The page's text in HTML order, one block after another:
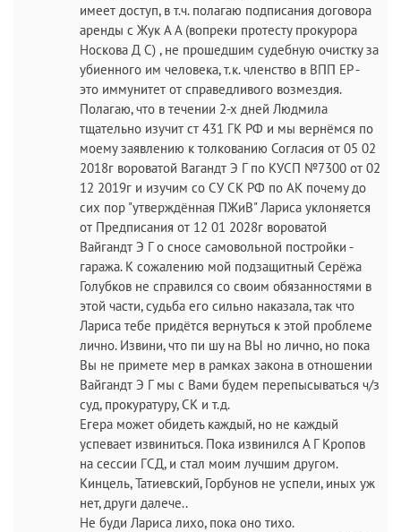
имеет доступ, в т.ч. полагаю подписания договора
аренды с Жук А А (вопреки протесту прокурора
Носкова Д С) , не прошедшим судебную очистку за
убиенного им человека, т.к. членство в ВПП ЕР -
это иммунитет от справедливого возмездия.
Полагаю, что в течении 2-х дней Людмила
тщательно изучит ст 431 ГК РФ и мы вернёмся по
моему заявлению к толкованию Согласия от 05 02
2018г вороватой Вагандт Э Г по КУСП №7300 от 02
12 2019г и изучим со СУ СК РФ по АК почему до
сих пор "утверждённая ПЖиВ" Лариса уклоняется
от Предписания от 12 01 2028г вороватой
Вайгандт Э Г о сносе самовольной постройки -
гаража. К сожалению мой подзащитный Серёжа
Голубков не справился со своим обязанностями в
этой части, судьба его сильно наказала, так что
Лариса тебе придётся вернуться к этой проблеме
лично. Извини, что пи шу на ВЫ но лично, но пока
Вы не примете мер в рамках закона в отношении
Вайгандт Э Г мы с Вами будем перепысываться ч/з
суд, прокуратуру, СК и т.д.
Егера может обидеть каждый, но не каждый
успевает извиниться. Пока извинился А Г Кропов
на сессии ГСД, и стал моим лучшим другом.
Кинцель, Татиевский, Горбунов не успели, иных уж
нет, други далече..
Не буди Лариса лихо, пока оно тихо.